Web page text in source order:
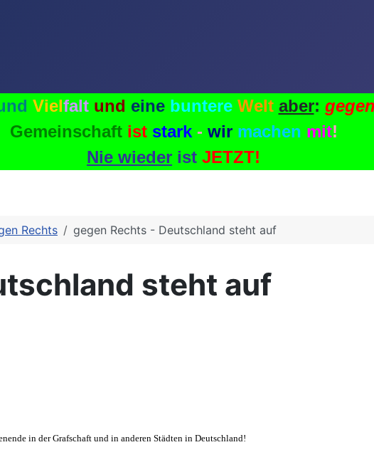
Vielfalt und eine buntere Welt aber:
Gemeinschaft ist stark- wir machen mit!
Nie wieder ist JETZT!
Rechts gegen Rechts - Deutschland steht auf
steht auf
in der Grafschaft und in anderen Städten in Deutschland!